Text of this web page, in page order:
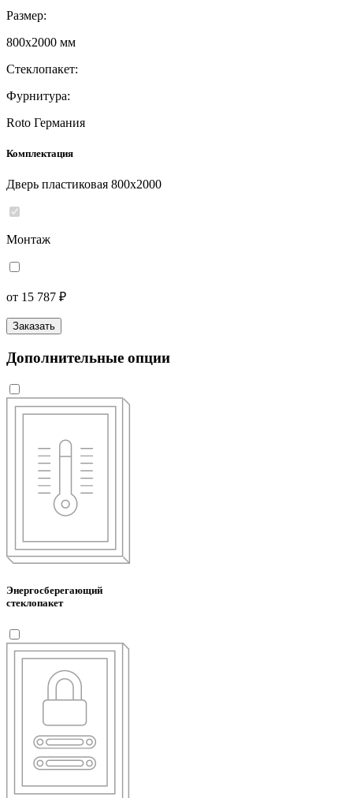
Размер:
800x2000 мм
Стеклопакет:
Фурнитура:
Roto Германия
Комплектация
Дверь пластиковая 800x2000
Монтаж
от 15 787 ₽
Заказать
Дополнительные опции
Энергосберегающий
стеклопакет